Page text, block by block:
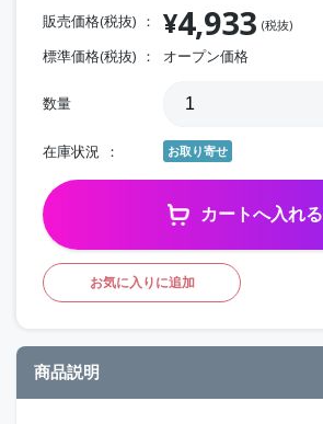
販売価格(税抜) ¥4,933 (税抜)
標準価格(税抜) オープン価格
数量
在庫状況 お取り寄せ
カートへ入れる
お気に入りに追加
商品説明